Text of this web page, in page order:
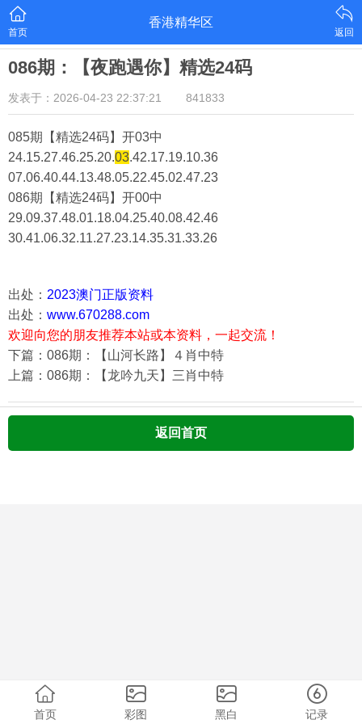
首页
香港精华区
返回
086期：【夜跑遇你】精选24码
发表于：2026-04-23 22:37:21 841833
085期【精选24码】开03中
24.15.27.46.25.20.03.42.17.19.10.36
07.06.40.44.13.48.05.22.45.02.47.23
086期【精选24码】开00中
29.09.37.48.01.18.04.25.40.08.42.46
30.41.06.32.11.27.23.14.35.31.33.26
出处： 2023澳门正版资料
出处： www.670288.com
欢迎向您的朋友推荐本站或本资料，一起交流！
下篇：086期：【山河长路】４肖中特
上篇：086期：【龙吟九天】三肖中特
返回首页
首页 彩图 黑白 记录